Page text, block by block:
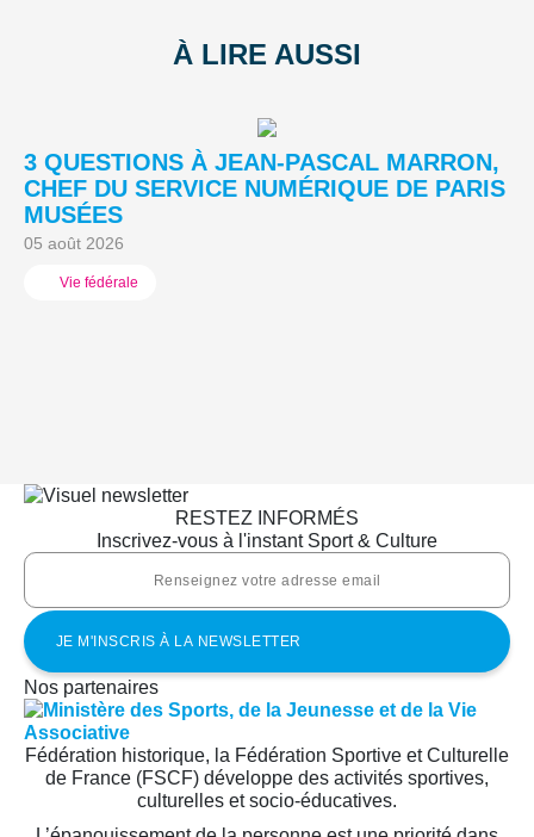
À LIRE AUSSI
3 QUESTIONS À JEAN-PASCAL MARRON,
CHEF DU SERVICE NUMÉRIQUE DE PARIS
MUSÉES
05 août 2026
Vie fédérale
RESTEZ INFORMÉS
Inscrivez-vous à l'instant Sport & Culture
Nos partenaires
Fédération historique, la Fédération Sportive et Culturelle
de France (FSCF) développe des activités sportives,
culturelles et socio-éducatives.